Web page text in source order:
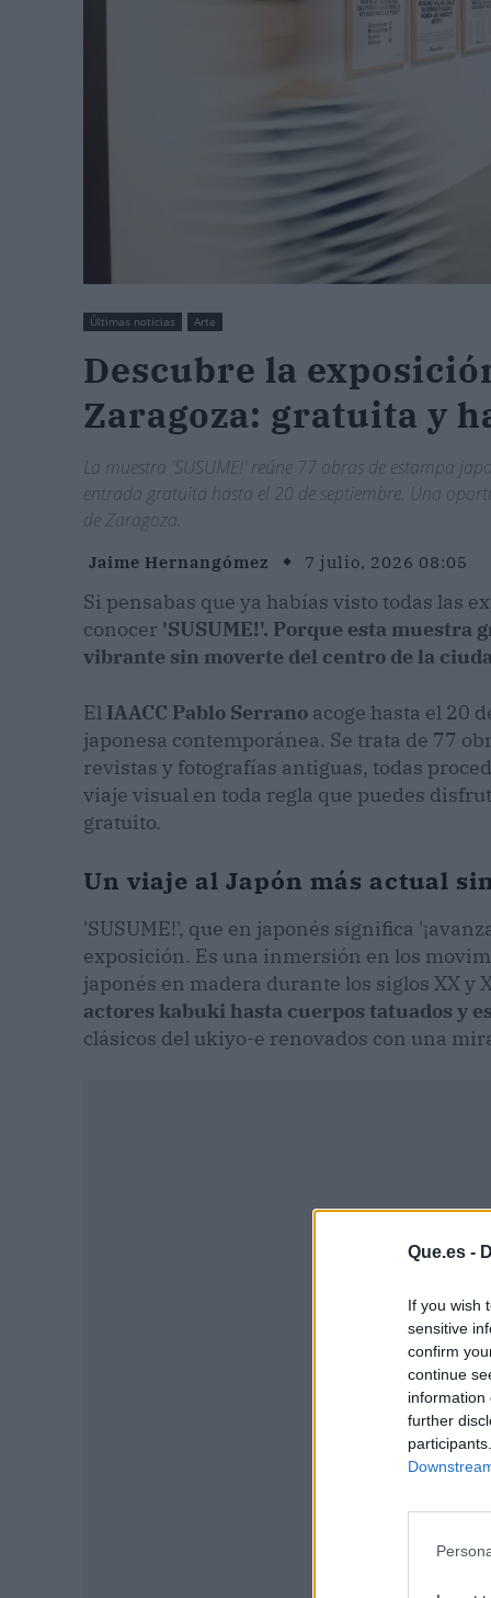
Que.es -
If you wish
sensitive
confirm
continue
information
further
Últimas noticias Arte
Descubre la
Zaragoza: gratuita y
La muestra 'SUSUME!' reúne 77 obras de estampa
entrada gratuita hasta el 20 de septiembre. Una
de Zaragoza.
Jaime Hernangómez 7 julio, 2026 08:05
Si pensabas que ya habías visto todas las
conocer 'SUSUME!'. Porque esta muestra
vibrante sin moverte del centro de la
El IAACC Pablo Serrano acoge hasta el 20
japonesa contemporánea. Se trata de 77
revistas y fotografías antiguas, todas
viaje visual en toda regla que puedes
gratuito.
Un viaje al Japón más actual
'SUSUME!', que en japonés significa
exposición. Es una inmersión en los
japonés en madera durante los siglos XX y
actores kabuki hasta cuerpos tatuados y
clásicos del ukiyo-e renovados con una